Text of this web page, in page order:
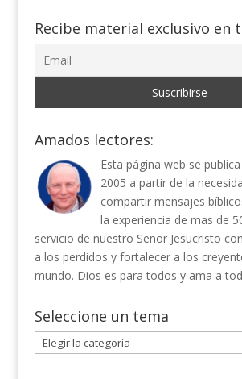
Recibe material exclusivo en
Amados lectores:
Esta página web se
2005 a partir de la
compartir mensajes
la experiencia de mas de
servicio de nuestro Señor Jesucristo
a los perdidos y fortalecer a los
mundo. Dios es para todos y ama a
Seleccione un tema
Seleccione
un